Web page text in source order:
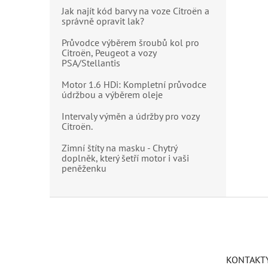
Jak najít kód barvy na voze Citroën a
správně opravit lak?
Průvodce výběrem šroubů kol pro
Citroën, Peugeot a vozy
PSA/Stellantis
Motor 1.6 HDi: Kompletní průvodce
údržbou a výběrem oleje
Intervaly výměn a údržby pro vozy
Citroën.
Zimní štíty na masku - Chytrý
doplněk, který šetří motor i vaši
peněženku